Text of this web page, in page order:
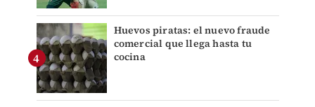
Huevos piratas: el nuevo fraude
comercial que llega hasta tu
cocina